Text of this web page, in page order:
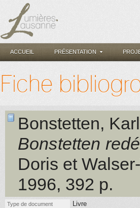
ACCUEIL PRÉSENTATION
Fiche
Bonstetten,
Bonstetten
Doris et
1996, 392 p.
Type de document Livre